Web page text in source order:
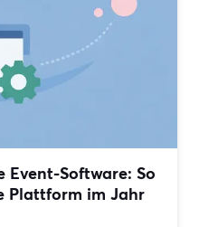
Software: So
Plattform im Jahr